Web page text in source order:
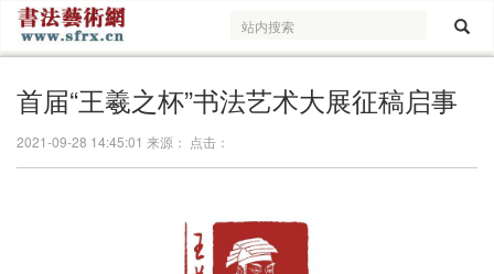
首届“王羲之杯”书法艺术大展征稿启事
2021-09-28 14:45:01 来源： 点击：